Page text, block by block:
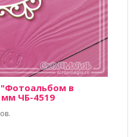
в
ЧБ-4519